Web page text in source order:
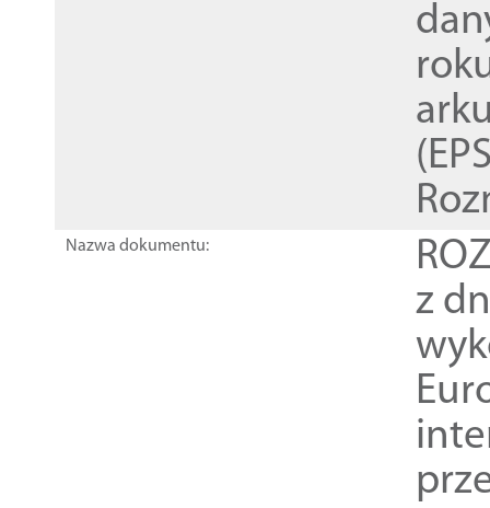
Nazwa dokumentu:
z